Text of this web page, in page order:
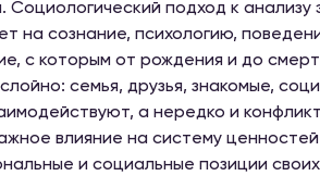
Социологический подход к
на сознание, психологию,
с которым от рождения и до
семья, друзья, знакомые,
а нередко и
влияние на систему
и социальные позиции